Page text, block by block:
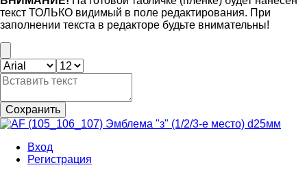
текст ТОЛЬКО видимый в поле редактирования. При
заполнении текста в редакторе будьте внимательны!
Сохранить
Вход
Регистрация